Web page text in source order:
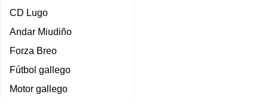
CD Lugo
Andar Miudiño
Forza Breo
Fútbol gallego
Motor gallego